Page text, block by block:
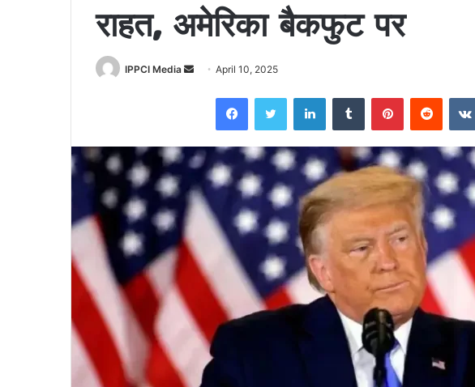
राहत, अमेरिका बैकफुट पर
IPPCI Media
SendApril 10, 2025
FacebookTwitter LinkedInTumblr PinterestReddit